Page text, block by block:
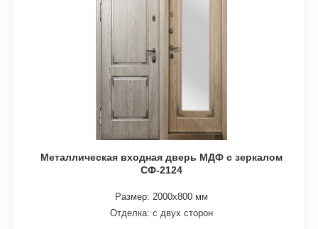
Металлическая входная дверь МДФ с зеркалом
СФ-2124
Размер: 2000х800 мм
Отделка: с двух сторон